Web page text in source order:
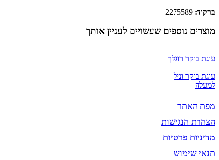
ברקוד:
מוצרים נוספים שעשויים לעניין אותך
עוגת בוקר רוגלך
עוגת בוקר וניל
למעלה
מפת האתר
הצהרת הנגישות
מדיניות פרטיות
תנאי שימוש